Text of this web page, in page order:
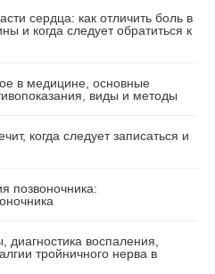
сердца: как отличить боль в
и когда следует обратиться к
в медицине, основные
виды и методы
когда следует записаться и
позвоночника:
воспаления,
тройничного нерва в